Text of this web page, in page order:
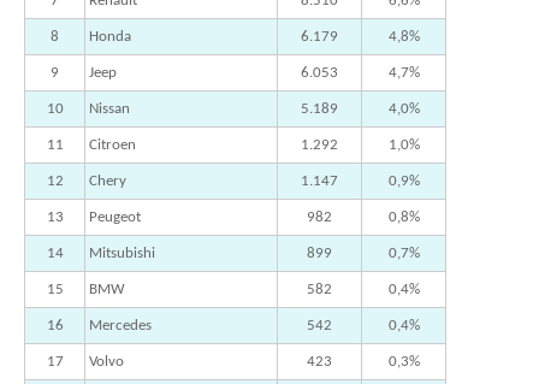
8 Honda 6.179 4,8%
9 Jeep 6.053 4,7%
10 Nissan 5.189 4,0%
11 Citroen 1.292 1,0%
12 Chery 1.147 0,9%
13 Peugeot 982 0,8%
14 Mitsubishi 899 0,7%
15 BMW 582 0,4%
16 Mercedes 542 0,4%
17 Volvo 423 0,3%